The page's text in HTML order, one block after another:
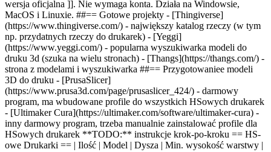
wersja oficjalna ]]. Nie wymaga konta. Działa na Windowsie,
MacOS i Linuxie. ##== Gotowe projekty - [Thingiverse]
(https://www.thingiverse.com/) - największy katalog rzeczy (w tym
np. przydatnych rzeczy do drukarek) - [Yeggi]
(https://www.yeggi.com/) - popularna wyszukiwarka modeli do
druku 3d (szuka na wielu stronach) - [Thangs](https://thangs.com/) -
strona z modelami i wyszukiwarka ##== Przygotowaniee modeli
3D do druku - [PrusaSlicer]
(https://www.prusa3d.com/page/prusaslicer_424/) - darmowy
program, ma wbudowane profile do wszystkich HSowych drukarek
- [Ultimaker Cura](https://ultimaker.com/software/ultimaker-cura) -
inny darmowy program, trzeba manualnie zainstalować profile dla
HSowych drukarek **TODO:** instrukcje krok-po-kroku == HS-
owe Drukarki == | Ilość | Model | Dysza | Min. wysokość warstwy |